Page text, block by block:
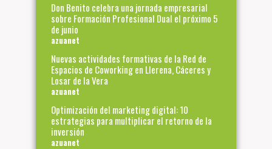
Don Benito celebra una jornada empresarial
sobre Formación Profesional Dual el próximo 5
de junio
azuanet
Nuevas actividades formativas de la Red de
Espacios de Coworking en Llerena, Cáceres y
Losar de la Vera
azuanet
Optimización del marketing digital: 10
estrategias para multiplicar el retorno de la
inversión
azuanet